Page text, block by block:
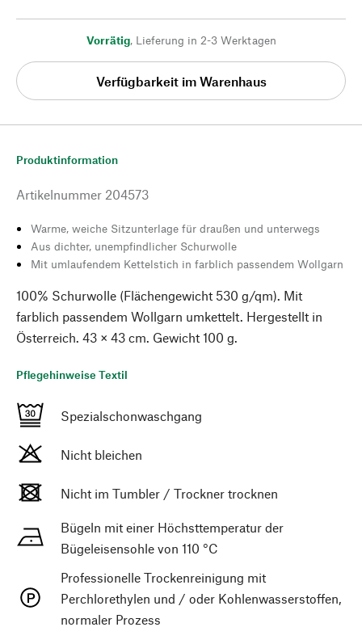
Vorrätig, Lieferung in 2-3 Werktagen
Verfügbarkeit im Warenhaus
Produktinformation
Artikelnummer 204573
Warme, weiche Sitzunterlage für draußen und unterwegs
Aus dichter, unempfindlicher Schurwolle
Mit umlaufendem Kettelstich in farblich passendem Wollgarn
100% Schurwolle (Flächengewicht 530 g/qm). Mit
farblich passendem Wollgarn umkettelt. Hergestellt in
Österreich. 43 × 43 cm. Gewicht 100 g.
Pflegehinweise Textil
Spezialschonwaschgang
Nicht bleichen
Nicht im Tumbler / Trockner trocknen
Bügeln mit einer Höchsttemperatur der
Bügeleisensohle von 110 °C
Professionelle Trockenreinigung mit
Perchlorethylen und / oder Kohlenwasserstoffen,
normaler Prozess